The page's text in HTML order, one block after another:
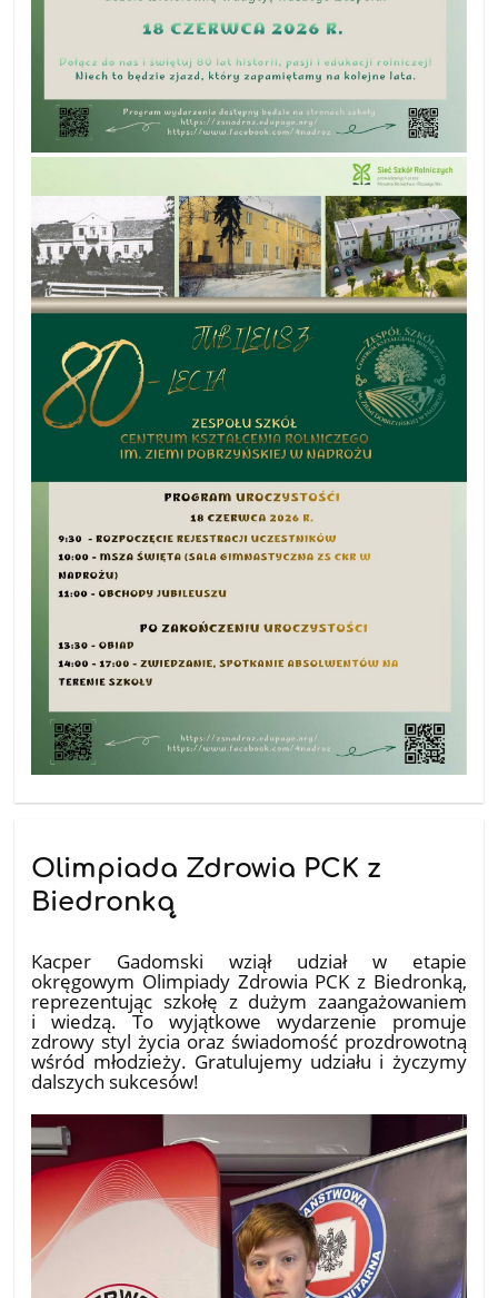
Olimpiada Zdrowia PCK z
Biedronką
Kacper Gadomski wziął udział w etapie
okręgowym Olimpiady Zdrowia PCK z Biedronką,
reprezentując szkołę z dużym zaangażowaniem
i wiedzą. To wyjątkowe wydarzenie promuje
zdrowy styl życia oraz świadomość prozdrowotną
wśród młodzieży. Gratulujemy udziału i życzymy
dalszych sukcesów!